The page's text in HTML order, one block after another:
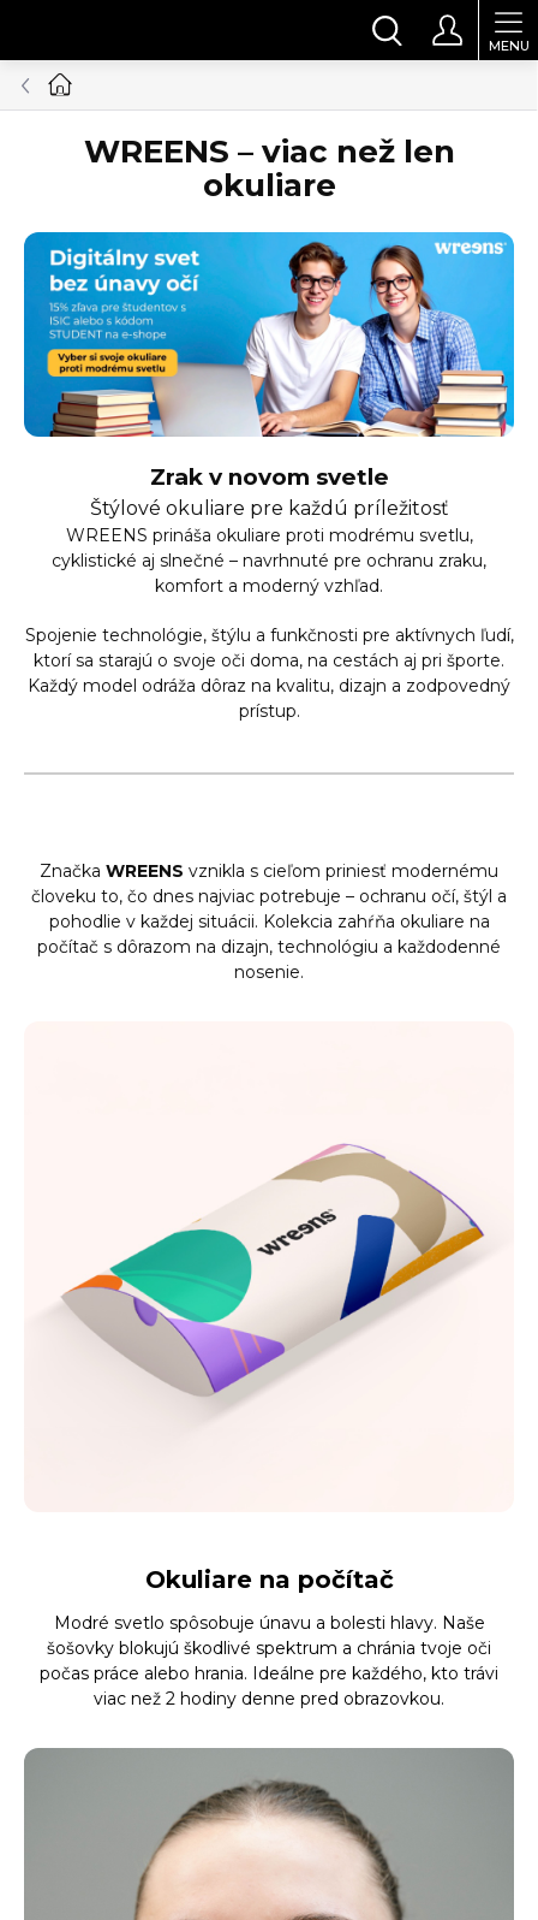
obsah
HĽADAŤ
Domov
WREENS – viac než len
okuliare
Zrak v novom svetle
Štýlové okuliare pre každú príležitosť
WREENS prináša okuliare proti modrému svetlu,
cyklistické aj slnečné – navrhnuté pre ochranu zraku,
komfort a moderný vzhľad.
Spojenie technológie, štýlu a funkčnosti pre aktívnych ľudí,
ktorí sa starajú o svoje oči doma, na cestách aj pri športe.
Každý model odráža dôraz na kvalitu, dizajn a zodpovedný
prístup.
Značka WREENS vznikla s cieľom priniesť modernému
človeku to, čo dnes najviac potrebuje – ochranu očí, štýl a
pohodlie v každej situácii. Kolekcia zahŕňa okuliare na
počítač s dôrazom na dizajn, technológiu a každodenné
nosenie.
Okuliare na počítač
Modré svetlo spôsobuje únavu a bolesti hlavy. Naše
šošovky blokujú škodlivé spektrum a chránia tvoje oči
počas práce alebo hrania. Ideálne pre každého, kto trávi
viac než 2 hodiny denne pred obrazovkou.